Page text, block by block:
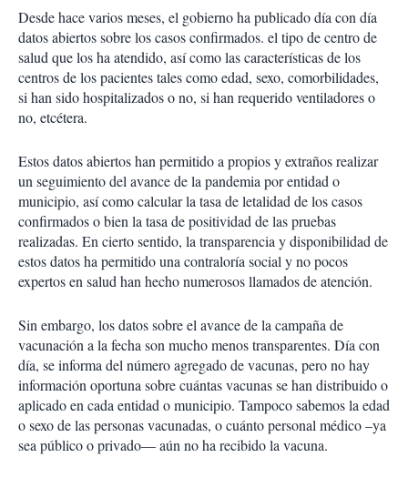
Desde hace varios meses, el gobierno ha publicado día con día
datos abiertos sobre los casos confirmados. el tipo de centro de
salud que los ha atendido, así como las características de los
centros de los pacientes tales como edad, sexo, comorbilidades,
si han sido hospitalizados o no, si han requerido ventiladores o
no, etcétera.
Estos datos abiertos han permitido a propios y extraños realizar
un seguimiento del avance de la pandemia por entidad o
municipio, así como calcular la tasa de letalidad de los casos
confirmados o bien la tasa de positividad de las pruebas
realizadas. En cierto sentido, la transparencia y disponibilidad de
estos datos ha permitido una contraloría social y no pocos
expertos en salud han hecho numerosos llamados de atención.
Sin embargo, los datos sobre el avance de la campaña de
vacunación a la fecha son mucho menos transparentes. Día con
día, se informa del número agregado de vacunas, pero no hay
información oportuna sobre cuántas vacunas se han distribuido o
aplicado en cada entidad o municipio. Tampoco sabemos la edad
o sexo de las personas vacunadas, o cuánto personal médico –ya
sea público o privado— aún no ha recibido la vacuna.